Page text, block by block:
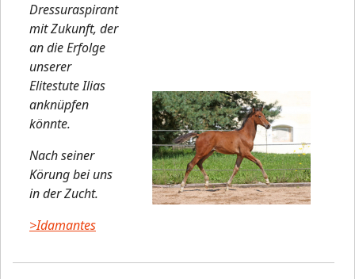
Dressuraspirant
mit Zukunft, der
an die Erfolge
unserer
Elitestute Ilias
anknüpfen
könnte.
Nach seiner
Körung bei uns
in der Zucht.
>Idamantes